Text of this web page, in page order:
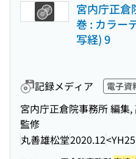
宮内庁正倉
巻 : カラー
写経) 9
記録メディア 電子資
宮内庁正倉院事務所 編集
監修
丸善雄松堂2020.12